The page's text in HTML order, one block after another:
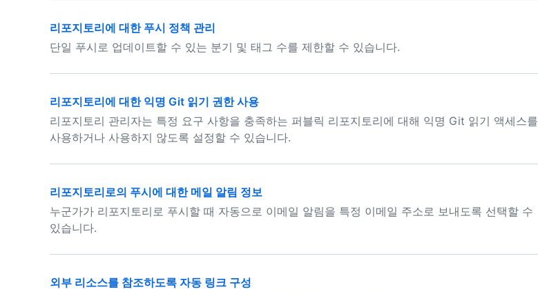
리포지토리에 대한 푸시 정책 관리
단일 푸시로 업데이트할 수 있는 분기 및 태그 수를 제한할 수 있습니다.
리포지토리에 대한 익명 Git 읽기 권한 사용
리포지토리 관리자는 특정 요구 사항을 충족하는 퍼블릭 리포지토리에 대해 익명 Git 읽기 액세스를
사용하거나 사용하지 않도록 설정할 수 있습니다.
리포지토리로의 푸시에 대한 메일 알림 정보
누군가가 리포지토리로 푸시할 때 자동으로 이메일 알림을 특정 이메일 주소로 보내도록 선택할 수
있습니다.
외부 리소스를 참조하도록 자동 링크 구성